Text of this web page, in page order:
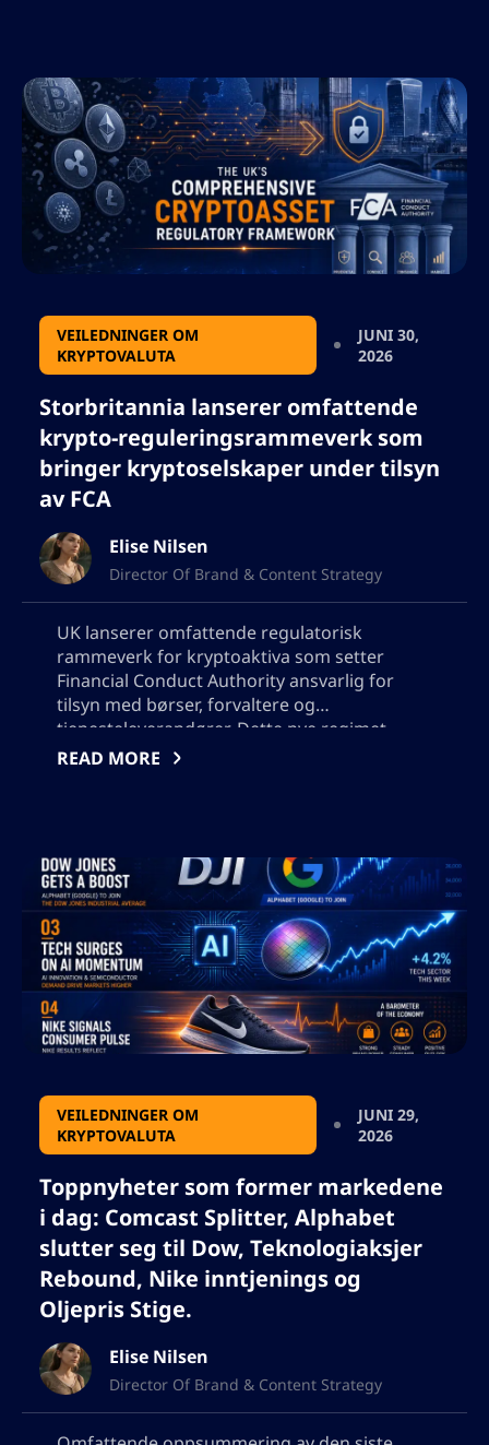
inkluder noen anførselstegn, jeg må bruke
resultatet i json, så ikke legg til noe som vil
ødelegge json format.
VEILEDNINGER OM
KRYPTOVALUTA
JUNI 30,
2026
Storbritannia lanserer omfattende
krypto-reguleringsrammeverk som
bringer kryptoselskaper under tilsyn
av FCA
Elise Nilsen
Director Of Brand & Content Strategy
UK lanserer omfattende regulatorisk
rammeverk for kryptoaktiva som setter
Financial Conduct Authority ansvarlig for
tilsyn med børser, forvaltere og
tjenesteleverandører. Dette nye regimet
stemmer overens med digitale eiendeler
øke markedstilliten, oppmuntre institusjonell
deltakelse og posisjonere Storbritannia som
en leder innenfor regulert digital finans.
READ MORE
VEILEDNINGER OM
KRYPTOVALUTA
JUNI 29,
2026
Toppnyheter som former markedene
i dag: Comcast Splitter, Alphabet
slutter seg til Dow, Teknologiaksjer
Rebound, Nike inntjenings og
Oljepris Stige.
Elise Nilsen
Director Of Brand & Content Strategy